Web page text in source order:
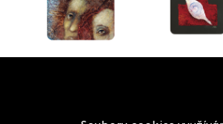
Salon